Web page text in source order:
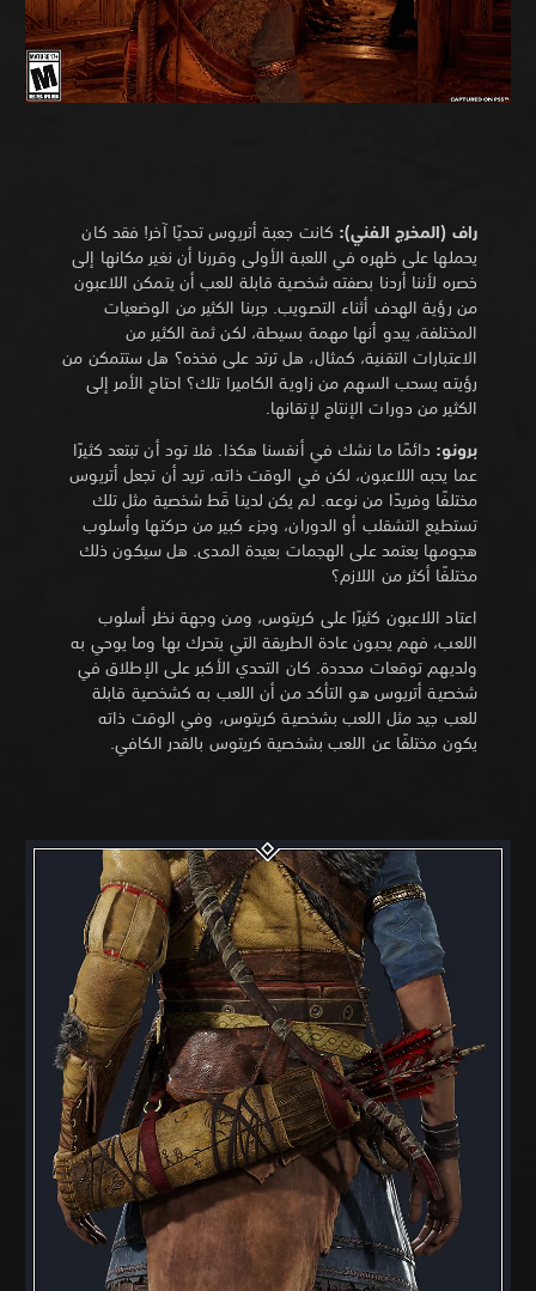
راف (المخرج الفني): كانت جعبة أتريوس تحديًا آخر! فقد كان
يحملها على ظهره في اللعبة الأولى وقررنا أن نغير مكانها إلى
خصره لأننا أردنا بصفته شخصية قابلة للعب أن يتمكن اللاعبون
من رؤية الهدف أثناء التصويب. جربنا الكثير من الوضعيات
المختلفة، يبدو أنها مهمة بسيطة، لكن ثمة الكثير من
الاعتبارات التقنية، كمثال، هل ترتد على فخذه؟ هل ستتمكن من
رؤيته يسحب السهم من زاوية الكاميرا تلك؟ احتاج الأمر إلى
الكثير من دورات الإنتاج لإتقانها.
برونو: دائمًا ما نشك في أنفسنا هكذا. فلا تود أن تبتعد كثيرًا
عما يحبه اللاعبون، لكن في الوقت ذاته، تريد أن تجعل أتريوس
مختلفًا وفريدًا من نوعه. لم يكن لدينا قَط شخصية مثل تلك
تستطيع التشقلب أو الدوران، وجزء كبير من حركتها وأسلوب
هجومها يعتمد على الهجمات بعيدة المدى. هل سيكون ذلك
مختلفًا أكثر من اللازم؟
اعتاد اللاعبون كثيرًا على كريتوس، ومن وجهة نظر أسلوب
اللعب، فهم يحبون عادة الطريقة التي يتحرك بها وما يوحي به
ولديهم توقعات محددة. كان التحدي الأكبر على الإطلاق في
شخصية أتريوس هو التأكد من أن اللعب به كشخصية قابلة
للعب جيد مثل اللعب بشخصية كريتوس، وفي الوقت ذاته
يكون مختلفًا عن اللعب بشخصية كريتوس بالقدر الكافي.